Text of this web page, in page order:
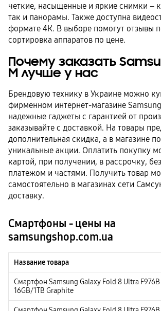
четкие, насыщенные и яркие снимки –
так и панорамы. Также доступна
формате 4К. В выборе помогут отзывы
сортировка аппаратов по цене.
Почему заказать
М лучше у нас
Брендовую технику в Украине можно
фирменном интернет-магазине
надежные гаджеты с гарантией от
заказывайте с доставкой. На товары
дополнительная скидка, а в магазине
уникальные акции. Оплатить покупку
картой, при получении, в рассрочку,
платежом и частями. Получить товар
самостоятельно в магазинах сети
доставку.
Смартфоны - цены на
samsungshop.com.ua
Название товара
Смартфон Samsung Galaxy Fold 8 Ultra F976B
16GB/1TB Graphite